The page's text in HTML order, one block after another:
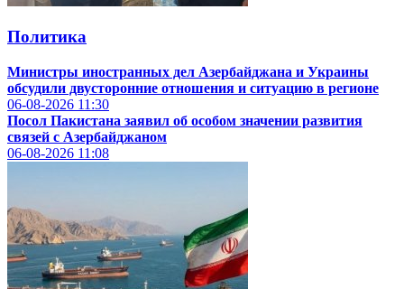
Политика
Министры иностранных дел Азербайджана и Украины
обсудили двусторонние отношения и ситуацию в регионе
06-08-2026 11:30
Посол Пакистана заявил об особом значении развития
связей с Азербайджаном
06-08-2026 11:08